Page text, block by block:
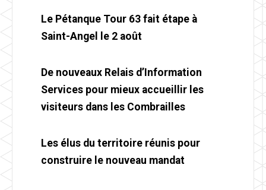
Le Pétanque Tour 63 fait étape à
Saint-Angel le 2 août
De nouveaux Relais d’Information
Services pour mieux accueillir les
visiteurs dans les Combrailles
Les élus du territoire réunis pour
construire le nouveau mandat